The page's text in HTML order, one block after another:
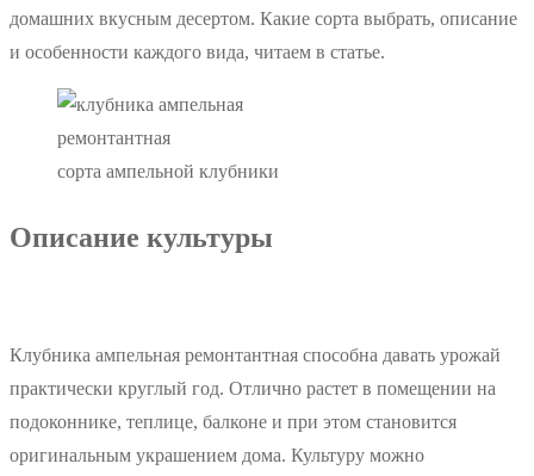
домашних вкусным десертом. Какие сорта выбрать, описание
и особенности каждого вида, читаем в статье.
сорта ампельной клубники
Описание культуры
Клубника ампельная ремонтантная способна давать урожай
практически круглый год. Отлично растет в помещении на
подоконнике, теплице, балконе и при этом становится
оригинальным украшением дома. Культуру можно